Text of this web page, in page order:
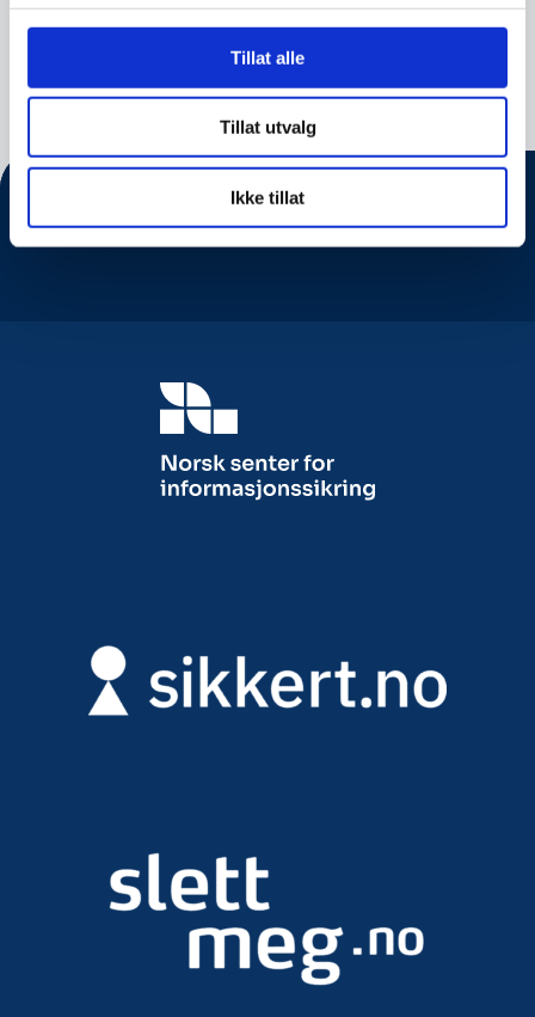
Tillat alle
Tillat utvalg
Ikke tillat